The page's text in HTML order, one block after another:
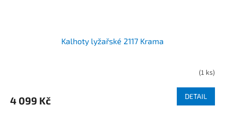
Kalhoty lyžařské 2117 Krama
(1 ks)
4 099 Kč DETAIL